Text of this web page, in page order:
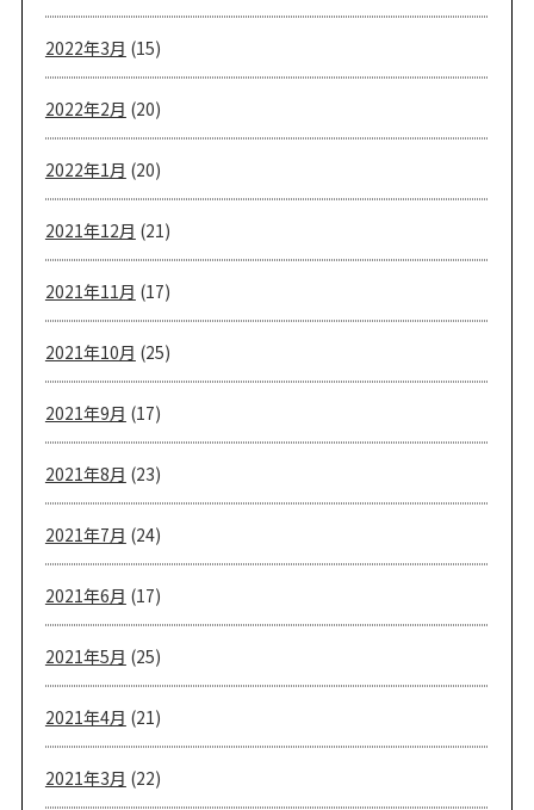
2022年3月 (15)
2022年2月 (20)
2022年1月 (20)
2021年12月 (21)
2021年11月 (17)
2021年10月 (25)
2021年9月 (17)
2021年8月 (23)
2021年7月 (24)
2021年6月 (17)
2021年5月 (25)
2021年4月 (21)
2021年3月 (22)